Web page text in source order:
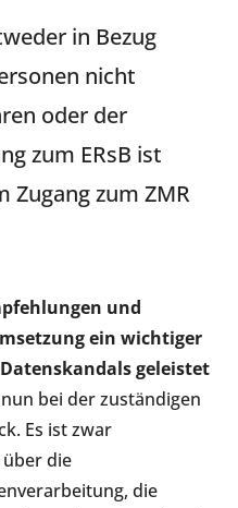
in Bezug
nicht
oder der
zum ERsB ist
Zugang zum ZMR
und
ein wichtiger
geleistet
bei der zuständigen
Es ist zwar
die
die